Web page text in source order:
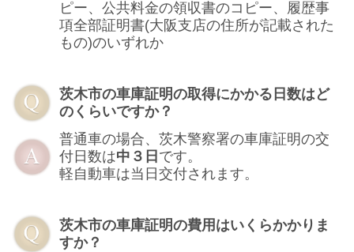
ピー、公共料金の領収書のコピー、履歴事
項全部証明書(大阪支店の住所が記載された
もの)のいずれか
茨木市の車庫証明の取得にかかる日数はど
のくらいですか？
普通車の場合、茨木警察署の車庫証明の交
付日数は中３日 です。
軽自動車は当日交付されます。
茨木市の車庫証明の費用はいくらかかりま
すか？